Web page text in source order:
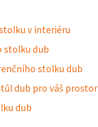
v interiéru
stolku dub
stolku dub
dub pro váš prostor
dub